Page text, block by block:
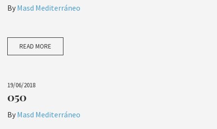
By Masd Mediterráneo
READ MORE
19/06/2018
050
By Masd Mediterráneo